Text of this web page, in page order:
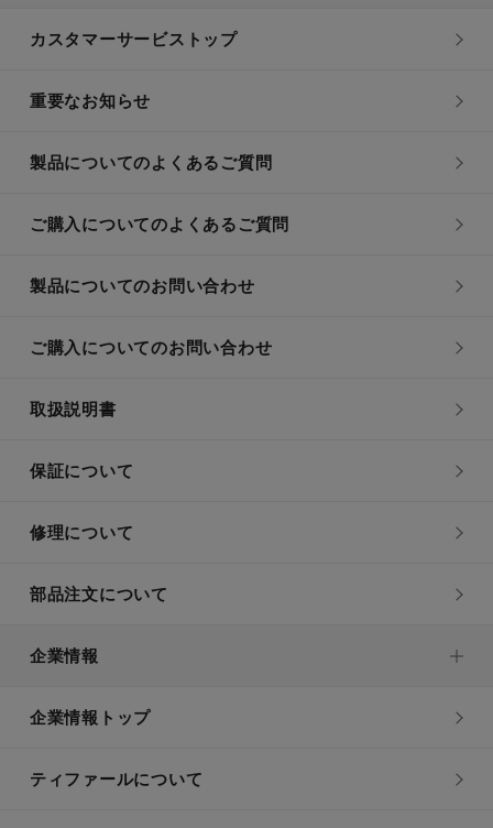
カスタマーサービストップ
重要なお知らせ
製品についてのよくあるご質問
ご購入についてのよくあるご質問
製品についてのお問い合わせ
ご購入についてのお問い合わせ
取扱説明書
保証について
修理について
部品注文について
企業情報
企業情報トップ
ティファールについて